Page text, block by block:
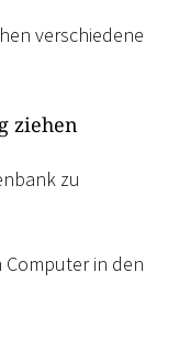
verschiedene
ziehen
zu
Computer in den